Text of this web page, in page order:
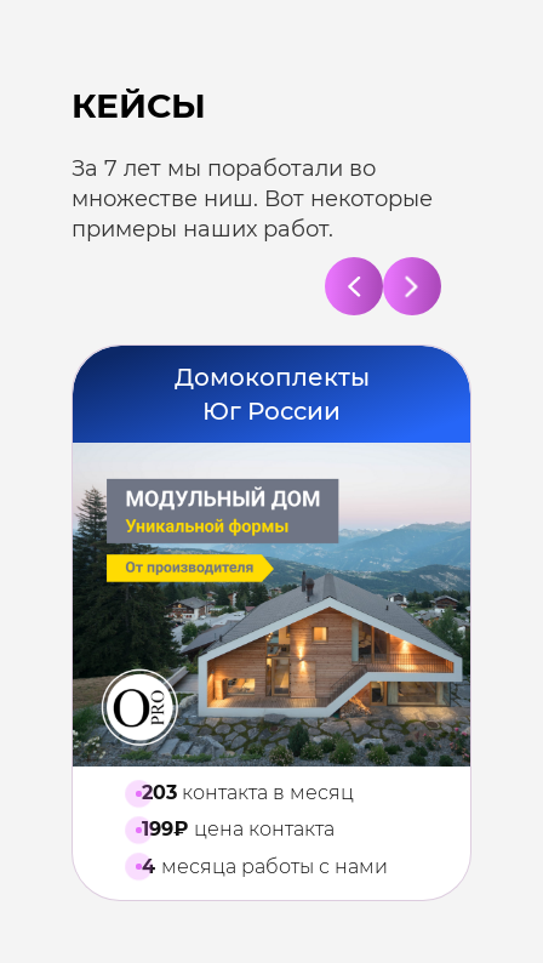
КЕЙСЫ
За 7 лет мы поработали во
множестве ниш. Вот некоторые
примеры наших работ.
Домокоплекты
Юг России
203 контакта в месяц
199₽ цена контакта
4 месяца работы с нами